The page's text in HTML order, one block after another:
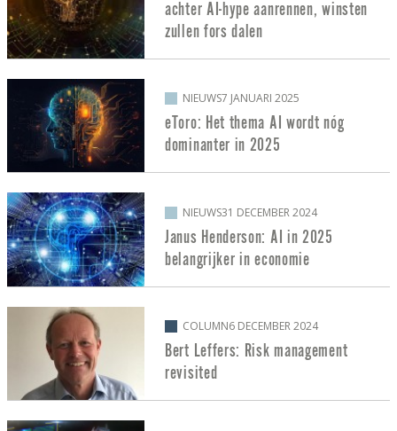
achter AI-hype aanrennen, winsten
zullen fors dalen
NIEUWS7 JANUARI 2025
eToro: Het thema AI wordt nóg
dominanter in 2025
NIEUWS31 DECEMBER 2024
Janus Henderson: AI in 2025
belangrijker in economie
COLUMN6 DECEMBER 2024
Bert Leffers: Risk management
revisited